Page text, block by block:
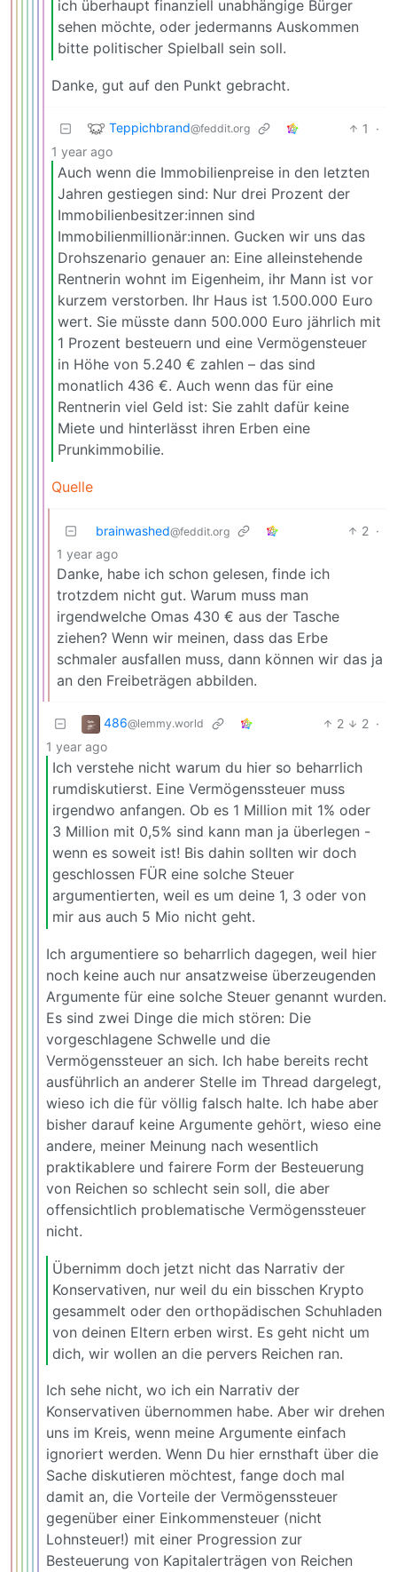
ich überhaupt finanziell unabhängige Bürger
sehen möchte, oder jedermanns Auskommen
bitte politischer Spielball sein soll.
Danke, gut auf den Punkt gebracht.
Teppichbrand@feddit.org 1
·
1 year ago
Auch wenn die Immobilienpreise in den letzten
Jahren gestiegen sind: Nur drei Prozent der
Immobilienbesitzer:innen sind
Immobilienmillionär:innen. Gucken wir uns das
Drohszenario genauer an: Eine alleinstehende
Rentnerin wohnt im Eigenheim, ihr Mann ist vor
kurzem verstorben. Ihr Haus ist 1.500.000 Euro
wert. Sie müsste dann 500.000 Euro jährlich mit
1 Prozent besteuern und eine Vermögensteuer
in Höhe von 5.240 € zahlen – das sind
monatlich 436 €. Auch wenn das für eine
Rentnerin viel Geld ist: Sie zahlt dafür keine
Miete und hinterlässt ihren Erben eine
Prunkimmobilie.
Quelle
brainwashed@feddit.org 2 ·
1 year ago
Danke, habe ich schon gelesen, finde ich
trotzdem nicht gut. Warum muss man
irgendwelche Omas 430 € aus der Tasche
ziehen? Wenn wir meinen, dass das Erbe
schmaler ausfallen muss, dann können wir das ja
an den Freibeträgen abbilden.
486@lemmy.world 2 2 ·
1 year ago
Ich verstehe nicht warum du hier so beharrlich
rumdiskutierst. Eine Vermögenssteuer muss
irgendwo anfangen. Ob es 1 Million mit 1% oder
3 Million mit 0,5% sind kann man ja überlegen -
wenn es soweit ist! Bis dahin sollten wir doch
geschlossen FÜR eine solche Steuer
argumentierten, weil es um deine 1, 3 oder von
mir aus auch 5 Mio nicht geht.
Ich argumentiere so beharrlich dagegen, weil hier
noch keine auch nur ansatzweise überzeugenden
Argumente für eine solche Steuer genannt wurden.
Es sind zwei Dinge die mich stören: Die
vorgeschlagene Schwelle und die
Vermögenssteuer an sich. Ich habe bereits recht
ausführlich an anderer Stelle im Thread dargelegt,
wieso ich die für völlig falsch halte. Ich habe aber
bisher darauf keine Argumente gehört, wieso eine
andere, meiner Meinung nach wesentlich
praktikablere und fairere Form der Besteuerung
von Reichen so schlecht sein soll, die aber
offensichtlich problematische Vermögenssteuer
nicht.
Übernimm doch jetzt nicht das Narrativ der
Konservativen, nur weil du ein bisschen Krypto
gesammelt oder den orthopädischen Schuhladen
von deinen Eltern erben wirst. Es geht nicht um
dich, wir wollen an die pervers Reichen ran.
Ich sehe nicht, wo ich ein Narrativ der
Konservativen übernommen habe. Aber wir drehen
uns im Kreis, wenn meine Argumente einfach
ignoriert werden. Wenn Du hier ernsthaft über die
Sache diskutieren möchtest, fange doch mal
damit an, die Vorteile der Vermögenssteuer
gegenüber einer Einkommensteuer (nicht
Lohnsteuer!) mit einer Progression zur
Besteuerung von Kapitalerträgen von Reichen